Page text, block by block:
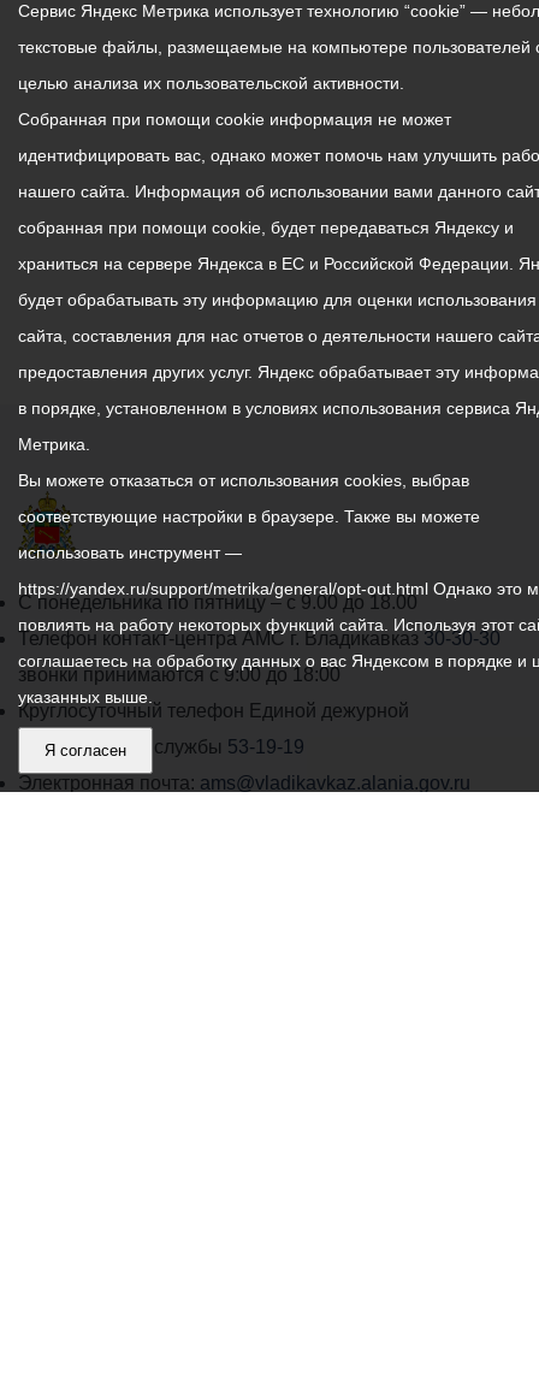
График
работы
администрации
местного
самоуправления
города
С понедельника по пятницу – с 9.00 до 18.00
Телефон контакт-центра АМС г. Владикавказ 30-30-30
звонки принимаются с 9:00 до 18:00
Круглосуточный телефон Единой дежурной
диспетчерской службы 53-19-19
Электронная почта: ams@vladikavkaz.alania.gov.ru
Сервис Яндекс Метрика использует технологию “cookie” —
текстовые файлы, размещаемые на компьютере пользователей
целью анализа их пользовательской активности.
Собранная при помощи cookie информация не может
идентифицировать вас, однако может помочь нам улучшить
нашего сайта. Информация об использовании вами данного
собранная при помощи cookie, будет передаваться Яндексу и
храниться на сервере Яндекса в ЕС и Российской Федерации.
будет обрабатывать эту информацию для оценки
сайта, составления для нас отчетов о деятельности нашего
предоставления других услуг. Яндекс обрабатывает эту
в порядке, установленном в условиях использования сервиса
Метрика.
Вы можете отказаться от использования cookies, выбрав
соответствующие настройки в браузере. Также вы можете
использовать инструмент —
https://yandex.ru/support/metrika/general/opt-out.html Однако это
повлиять на работу некоторых функций сайта. Используя этот
соглашаетесь на обработку данных о вас Яндексом в порядке и
указанных выше.
Я согласен